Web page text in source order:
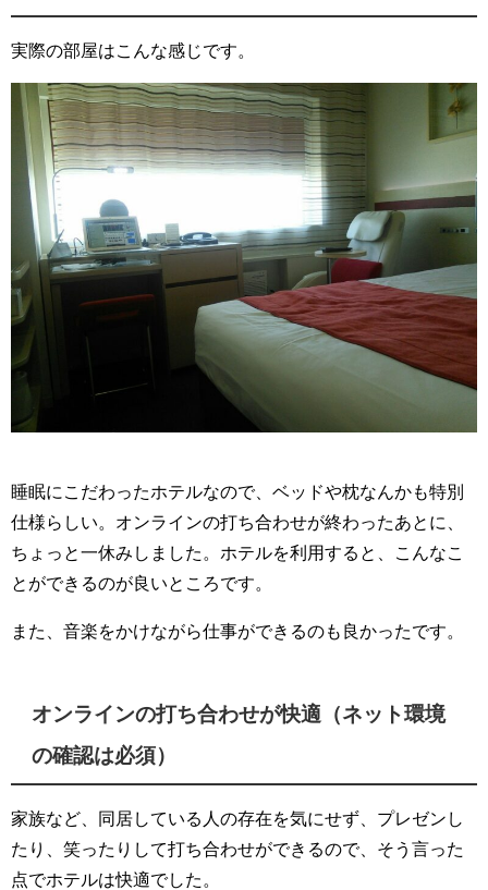
実際の部屋はこんな感じです。
睡眠にこだわったホテルなので、ベッドや枕なんかも特別
仕様らしい。オンラインの打ち合わせが終わったあとに、
ちょっと一休みしました。ホテルを利用すると、こんなこ
とができるのが良いところです。
また、音楽をかけながら仕事ができるのも良かったです。
オンラインの打ち合わせが快適（ネット環境
の確認は必須）
家族など、同居している人の存在を気にせず、プレゼンし
たり、笑ったりして打ち合わせができるので、そう言った
点でホテルは快適でした。